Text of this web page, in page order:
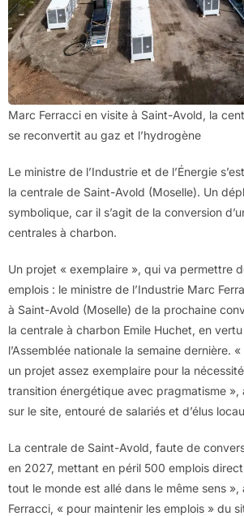
Marc Ferracci en visite à Saint-Avold, la
se reconvertit au gaz et l’hydrogène
Le ministre de l’Industrie et de l’Énergie
la centrale de Saint-Avold (Moselle). Un
symbolique, car il s’agit de la conversion
centrales à charbon.
Un projet « exemplaire », qui va permettre
emplois : le ministre de l’Industrie Marc
à Saint-Avold (Moselle) de la prochaine
la centrale à charbon Emile Huchet, en vertu
l’Assemblée nationale la semaine dernière.
un projet assez exemplaire pour la
transition énergétique avec pragmatisme »,
sur le site, entouré de salariés et d’élus
La centrale de Saint-Avold, faute de
en 2027, mettant en péril 500 emplois
tout le monde est allé dans le même sens »,
Ferracci, « pour maintenir les emplois » du